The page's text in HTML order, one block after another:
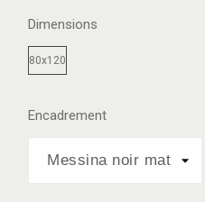
Dimensions
80x120
Encadrement